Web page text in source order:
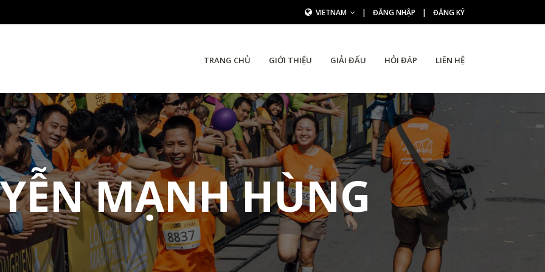
VIETNAM | ĐĂNG NHẬP | ĐĂNG KÝ
TRANG CHỦ GIỚI THIỆU GIẢI ĐẤU HỎI ĐÁP LIÊN HỆ
MẠNH HÙNG